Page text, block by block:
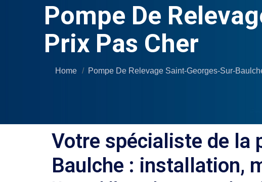
Pompe De
Prix Pas Cher
Home Pompe De Relevage Saint-Georges-Sur-
Votre spécialiste de la
Baulche : installation,